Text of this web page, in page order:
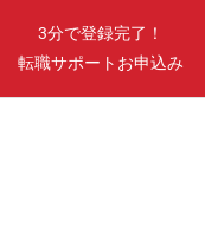
3分で登録完了！
転職サポートお申込み